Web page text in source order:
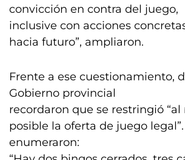
convicción en contra del juego,
inclusive con acciones
hacia futuro”, ampliaron.
Frente a ese cuestionamiento,
Gobierno provincial
recordaron que se restringió
posible la oferta de juego legal”.
enumeraron: